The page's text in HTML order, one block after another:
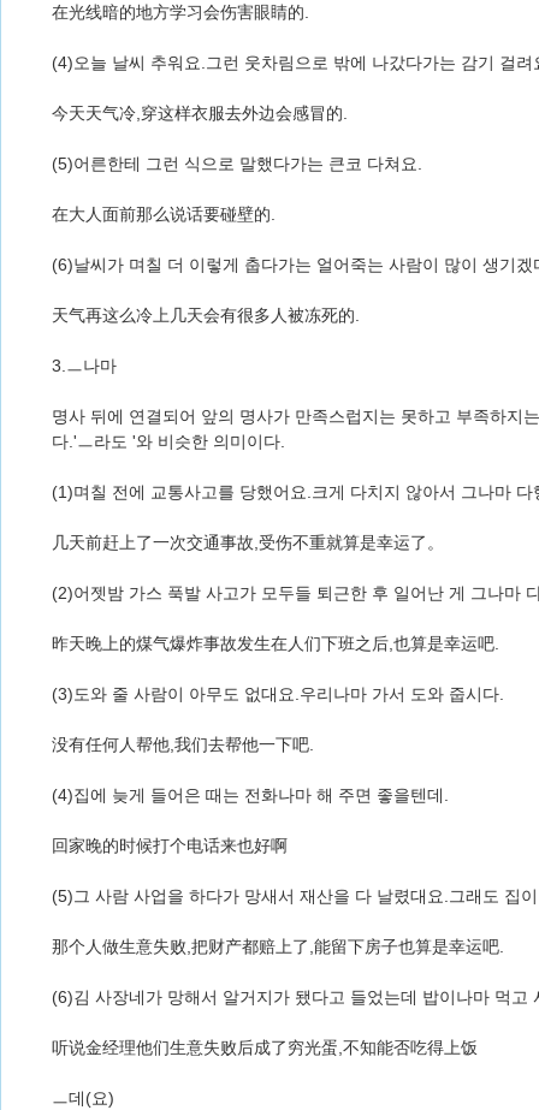
在光线暗的地方学习会伤害眼睛的.
(4)오늘 날씨 추워요.그런 웃차림으로 밖에 나갔다가는 감기 걸려
今天天气冷,穿这样衣服去外边会感冒的.
(5)어른한테 그런 식으로 말했다가는 큰코 다쳐요.
在大人面前那么说话要碰壁的.
(6)날씨가 며칠 더 이렇게 춥다가는 얼어죽는 사람이 많이 생기겠
天气再这么冷上几天会有很多人被冻死的.
3.ㅡ나마
명사 뒤에 연결되어 앞의 명사가 만족스럽지는 못하고 부족하지
다.'ㅡ라도 '와 비슷한 의미이다.
(1)며칠 전에 교통사고를 당했어요.크게 다치지 않아서 그나마 다
几天前赶上了一次交通事故,受伤不重就算是幸运了。
(2)어젯밤 가스 푹발 사고가 모두들 퇴근한 후 일어난 게 그나마
昨天晚上的煤气爆炸事故发生在人们下班之后,也算是幸运吧.
(3)도와 줄 사람이 아무도 없대요.우리나마 가서 도와 줍시다.
没有任何人帮他,我们去帮他一下吧.
(4)집에 늦게 들어은 때는 전화나마 해 주면 좋을텐데.
回家晚的时候打个电话来也好啊
(5)그 사람 사업을 하다가 망새서 재산을 다 날렸대요.그래도 집
那个人做生意失败,把财产都赔上了,能留下房子也算是幸运吧.
(6)김 사장네가 망해서 알거지가 됐다고 들었는데 밥이나마 먹고
听说金经理他们生意失败后成了穷光蛋,不知能否吃得上饭
ㅡ데(요)